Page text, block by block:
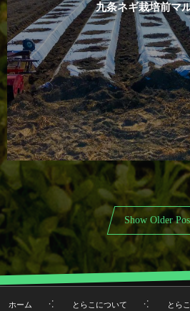
九条ネギ栽培前マ
Show Older
ホーム とらこについて とら